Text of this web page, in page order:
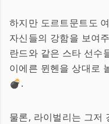
하지만 도르트문트도
자신들의 강함을 보여
란드와 같은 스타 선수
이에른 뮌헨을 상대로
💣.
물론, 라이벌리는 그저